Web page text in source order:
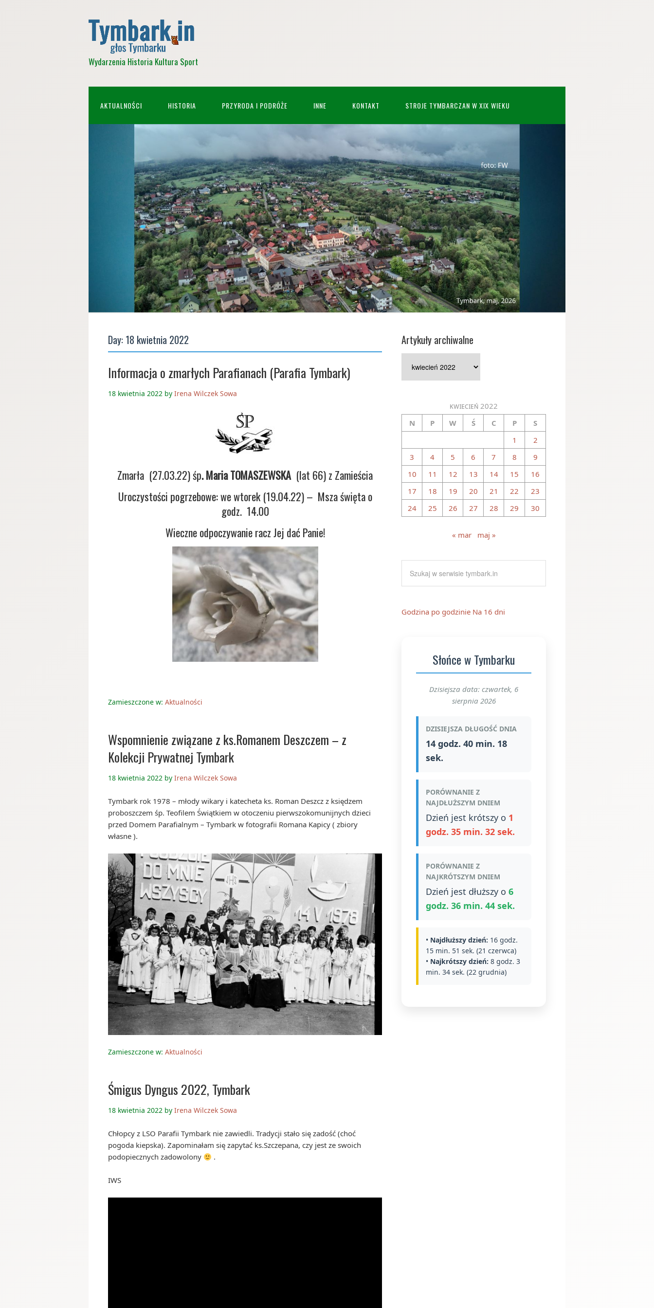
Wydarzenia Historia Kultura Sport
AKTUALNOŚCI HISTORIA PRZYRODA I PODRÓŻE INNE KONTAKT STROJE TYMBARCZAN W XIX WIEKU
Day: 18 kwietnia 2022
Informacja o zmarłych Parafianach (Parafia Tymbark)
18 kwietnia 2022 by Irena Wilczek Sowa
Zmarła (27.03.22) śp. Maria TOMASZEWSKA (lat 66) z Zamieścia
Uroczystości pogrzebowe: we wtorek (19.04.22) – Msza święta o
godz. 14.00
Wieczne odpoczywanie racz Jej dać Panie!
Zamieszczone w: Aktualności
Wspomnienie związane z ks.Romanem Deszczem – z
Kolekcji Prywatnej Tymbark
18 kwietnia 2022 by Irena Wilczek Sowa
Tymbark rok 1978 – młody wikary i katecheta ks. Roman Deszcz z księdzem
proboszczem śp. Teofilem Świątkiem w otoczeniu pierwszokomunijnych dzieci
przed Domem Parafialnym – Tymbark w fotografii Romana Kapicy ( zbiory
własne ).
Zamieszczone w: Aktualności
Śmigus Dyngus 2022, Tymbark
18 kwietnia 2022 by Irena Wilczek Sowa
Chłopcy z LSO Parafii Tymbark nie zawiedli. Tradycji stało się zadość (choć
pogoda kiepska). Zapominałam się zapytać ks.Szczepana, czy jest ze swoich
podopiecznych zadowolony
.
IWS
Artykuły archiwalne
archiwalne
kwiecień 2022
N
P W Ś C P
S
1
2
3
4 5 6 7 8
9
10
11 12 13 14 15
16
17
18 19 20 21 22
23
24
25 26 27 28 29 30
« mar maj »
Godzina po godzinie Na 16 dni
Słońce w Tymbarku
Dzisiejsza data: czwartek, 6
sierpnia 2026
DZISIEJSZA DŁUGOŚĆ DNIA
14 godz. 40 min. 18
sek.
PORÓWNANIE Z
NAJDŁUŻSZYM DNIEM
Dzień jest krótszy o 1
godz. 35 min. 32 sek.
PORÓWNANIE Z
NAJKRÓTSZYM DNIEM
Dzień jest dłuższy o 6
godz. 36 min. 44 sek.
• Najdłuższy dzień: 16 godz.
15 min. 51 sek. (21 czerwca)
• Najkrótszy dzień: 8 godz. 3
min. 34 sek. (22 grudnia)